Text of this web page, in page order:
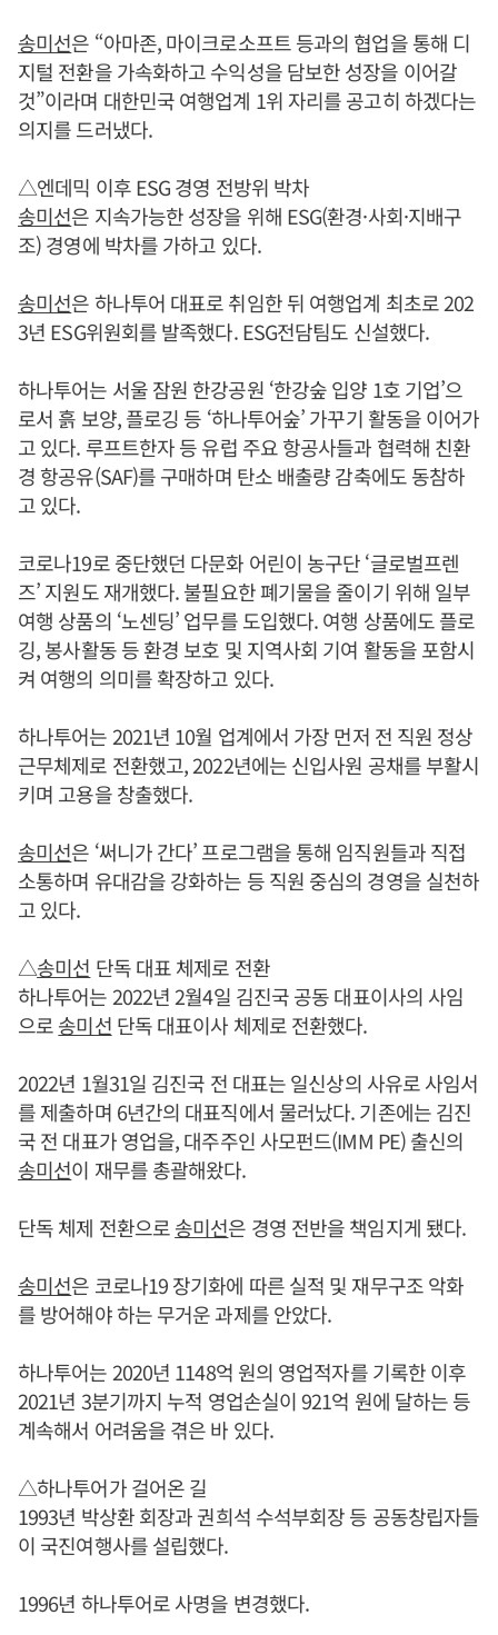
송미선은 “아마존, 마이크로소프트 등과의 협업을 통해 디
지털 전환을 가속화하고 수익성을 담보한 성장을 이어갈
것”이라며 대한민국 여행업계 1위 자리를 공고히 하겠다는
의지를 드러냈다.
△엔데믹 이후 ESG 경영 전방위 박차
송미선은 지속가능한 성장을 위해 ESG(환경·사회·지배구
조) 경영에 박차를 가하고 있다.
송미선은 하나투어 대표로 취임한 뒤 여행업계 최초로 202
3년 ESG위원회를 발족했다. ESG전담팀도 신설했다.
하나투어는 서울 잠원 한강공원 ‘한강숲 입양 1호 기업’으
로서 흙 보양, 플로깅 등 ‘하나투어숲’ 가꾸기 활동을 이어가
고 있다. 루프트한자 등 유럽 주요 항공사들과 협력해 친환
경 항공유(SAF)를 구매하며 탄소 배출량 감축에도 동참하
고 있다.
코로나19로 중단했던 다문화 어린이 농구단 ‘글로벌프렌
즈’ 지원도 재개했다. 불필요한 폐기물을 줄이기 위해 일부
여행 상품의 ‘노센딩’ 업무를 도입했다. 여행 상품에도 플로
깅, 봉사활동 등 환경 보호 및 지역사회 기여 활동을 포함시
켜 여행의 의미를 확장하고 있다.
하나투어는 2021년 10월 업계에서 가장 먼저 전 직원 정상
근무체제로 전환했고, 2022년에는 신입사원 공채를 부활시
키며 고용을 창출했다.
송미선은 ‘써니가 간다’ 프로그램을 통해 임직원들과 직접
소통하며 유대감을 강화하는 등 직원 중심의 경영을 실천하
고 있다.
△송미선 단독 대표 체제로 전환
하나투어는 2022년 2월4일 김진국 공동 대표이사의 사임
으로송미선 단독 대표이사 체제로 전환했다.
2022년 1월31일 김진국 전 대표는 일신상의 사유로 사임서
를 제출하며 6년간의 대표직에서 물러났다. 기존에는 김진
국 전 대표가 영업을, 대주주인 사모펀드(IMM PE) 출신의
송미선이 재무를 총괄해왔다.
단독 체제 전환으로송미선은 경영 전반을 책임지게 됐다.
송미선은 코로나19 장기화에 따른 실적 및 재무구조 악화
를 방어해야 하는 무거운 과제를 안았다.
하나투어는 2020년 1148억 원의 영업적자를 기록한 이후
2021년 3분기까지 누적 영업손실이 921억 원에 달하는 등
계속해서 어려움을 겪은 바 있다.
△하나투어가 걸어온 길
1993년 박상환 회장과 권희석 수석부회장 등 공동창립자들
이 국진여행사를 설립했다.
1996년 하나투어로 사명을 변경했다.